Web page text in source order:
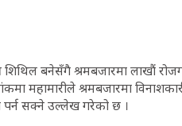
शिथिल बनेसँगै श्रमबजारमा लाखौं
महामारीले श्रमबजारमा
पर्न सक्ने उल्लेख गरेको छ ।